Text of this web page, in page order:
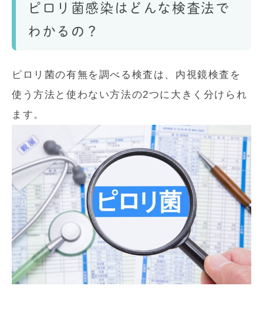
ピロリ菌感染はどんな検査法で
わかるの？
ピロリ菌の有無を調べる検査は、内視鏡検査を
使う方法と使わない方法の2つに大きく分けられ
ます。